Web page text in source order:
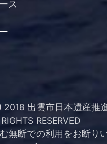
ス
出雲市日本遺産推
RIGHTS RESERVED
無断での利用をお断り